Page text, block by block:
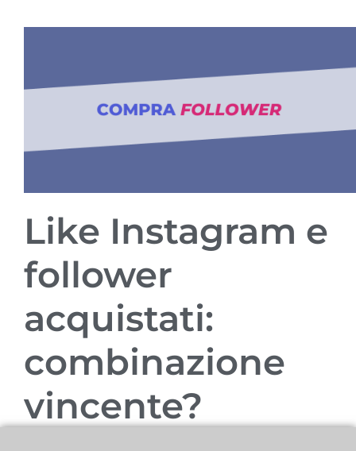
Like Instagram e
follower
acquistati:
combinazione
vincente?